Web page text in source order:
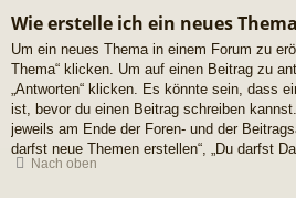
Wie erstelle ich ein neues
Um ein neues Thema in einem Forum zu
Thema“ klicken. Um auf einen Beitrag zu
„Antworten“ klicken. Es könnte sein, dass
ist, bevor du einen Beitrag schreiben
jeweils am Ende der Foren- und der
darfst neue Themen erstellen“, „Du darfst
Nach oben